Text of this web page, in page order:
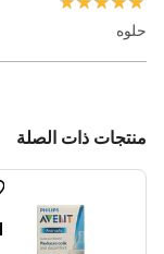
حلوه
منتجات ذات الصلة